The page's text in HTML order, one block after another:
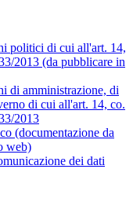
politici di cui all'art. 14,
2013 (da pubblicare in
di amministrazione, di
di cui all'art. 14, co.
2013
(documentazione da
web)
dei dati